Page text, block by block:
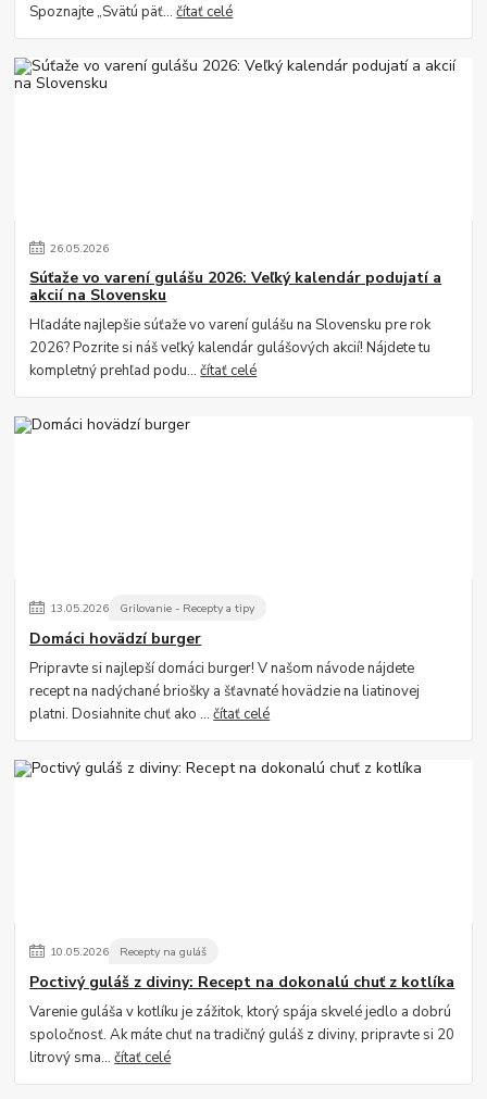
Spoznajte „Svätú päť...čítať celé
26.05.2026
Súťaže vo varení gulášu 2026: Veľký kalendár podujatí a
akcií na Slovensku
Hľadáte najlepšie súťaže vo varení gulášu na Slovensku pre rok
2026? Pozrite si náš veľký kalendár gulášových akcií! Nájdete tu
kompletný prehľad podu...čítať celé
13.05.2026 Grilovanie - Recepty a tipy
Domáci hovädzí burger
Pripravte si najlepší domáci burger! V našom návode nájdete
recept na nadýchané briošky a šťavnaté hovädzie na liatinovej
platni. Dosiahnite chuť ako ...čítať celé
10.05.2026 Recepty na guláš
Poctivý guláš z diviny: Recept na dokonalú chuť z kotlíka
Varenie guláša v kotlíku je zážitok, ktorý spája skvelé jedlo a dobrú
spoločnosť. Ak máte chuť na tradičný guláš z diviny, pripravte si 20
litrový sma...čítať celé